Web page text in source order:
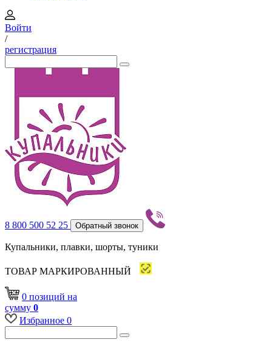
Войти
/
регистрация
8 800 500 52 25 Обратный звонок
Купальники, плавки, шорты, туники
ТОВАР МАРКИРОВАННЫЙ
0 позиций на
сумму 0
Избранное 0